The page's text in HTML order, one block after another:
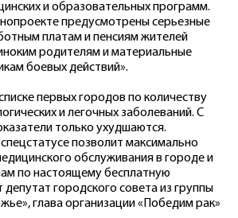
и образовательных программ.
предусмотрены серьезные
платам и пенсиям жителей
родителям и материальные
боевых действий».
первых городов по количеству
и легочных заболеваний. С
только ухудшаются.
позволит максимально
обслуживания в городе и
по настоящему бесплатную
городского совета из группы
глава организации «Победим рак»